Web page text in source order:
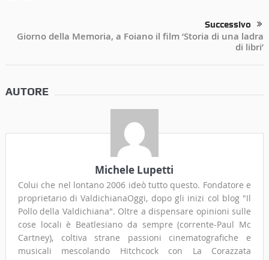
Successivo
Giorno della Memoria, a Foiano il film ‘Storia di una ladra
di libri’
AUTORE
Michele Lupetti
Colui che nel lontano 2006 ideò tutto questo. Fondatore e
proprietario di ValdichianaOggi, dopo gli inizi col blog "Il
Pollo della Valdichiana". Oltre a dispensare opinioni sulle
cose locali è Beatlesiano da sempre (corrente-Paul Mc
Cartney), coltiva strane passioni cinematografiche e
musicali mescolando Hitchcock con La Corazzata